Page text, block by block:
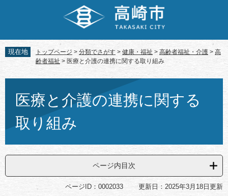
先
頭
す。
を
飛
し
現在地 トップページ > 分類でさがす > 健康・福祉 > 高齢者福祉・介護 > 高
齢者福祉 > 医療と介護の連携に関する取り組み
医療と介護の連携に関する
取り組み
ページ内目次
ページID：0002033 更新日：2025年3月18日更新